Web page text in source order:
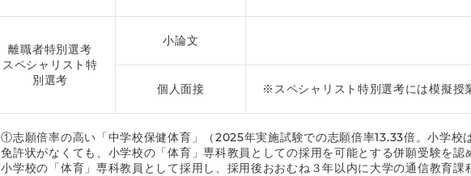
離職者特別選考
スペシャリスト特
別選考
小論文
個人面接 ※スペシャリスト特別選考には模擬授
①志願倍率の高い「中学校保健体育」（2025年実施試験での志願倍率13.33倍。小学校
免許状がなくても、小学校の「体育」専科教員としての採用を可能とする併願受験を
小学校の「体育」専科教員として採用し、採用後おおむね３年以内に大学の通信教育